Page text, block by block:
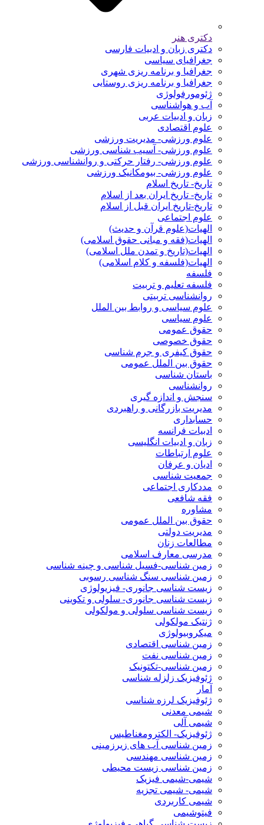
دکتری هنر
دکتری زبان و ادبیات فارسی
جغرافیای سیاسی
جغرافیا و برنامه ریزی شهری
جغرافیا و برنامه ریزی روستایی
ژئومورفولوژی
آب و هواشناسی
زبان و ادبیات عربی
علوم اقتصادی
علوم ورزشی- مدیریت ورزشی
علوم ورزشی- آسیب شناسی ورزشی
علوم ورزشی- رفتار حرکتی و روانشناسی ورزشی
علوم ورزشی- بیومکانیک ورزشی
تاریخ- تاریخ اسلام
تاریخ- تاریخ ایران بعد از اسلام
تاریخ-تاریخ ایران قبل از اسلام
علوم اجتماعی
الهیات(علوم قرآن و حدیث)
الهیات(فقه و مبانی حقوق اسلامی)
الهیات(تاریخ و تمدن ملل اسلامی)
الهیات(فلسفه و کلام اسلامی)
فلسفه
فلسفه تعلیم و تربیت
روانشناسی تربیتی
علوم سیاسی و روابط بین الملل
علوم سیاسی
حقوق عمومی
حقوق خصوصی
حقوق کیفری و جرم شناسی
حقوق بین الملل عمومی
باستان شناسی
روانشناسی
سنجش و اندازه گیری
مدیریت بازرگانی و راهبردی
حسابداری
ادبیات فرانسه
زبان و ادبیات انگلیسی
علوم ارتباطات
ادیان و عرفان
جمعیت شناسی
مددکاری اجتماعی
فقه شافعی
مشاوره
حقوق بین الملل عمومی
مدیریت دولتی
مطالعات زنان
مدرسی معارف اسلامی
زمین شناسی-فسیل شناسی و چینه شناسی
زمین شناسی سنگ شناسی رسوبی
زیست شناسی جانوری- فیزیولوژی
زیست شناسی جانوری- سلولی و تکوینی
زیست شناسی سلولی و مولکولی
ژنتیک مولکولی
میکروبیولوژی
زمین شناسی اقتصادی
زمین شناسی نفت
زمین شناسی-تکتونیک
ژئوفیزیک زلزله شناسی
آمار
ژئوفیزیک لرزه شناسی
شیمی معدنی
شیمی آلی
ژئوفیزیک- الکترومغناطیس
زمین شناسی آب های زیرزمینی
زمین شناسی مهندسی
زمین شناسی زیست محیطی
شیمی-شیمی فیزیک
شیمی- شیمی تجزیه
شیمی کاربردی
فیتوشیمی